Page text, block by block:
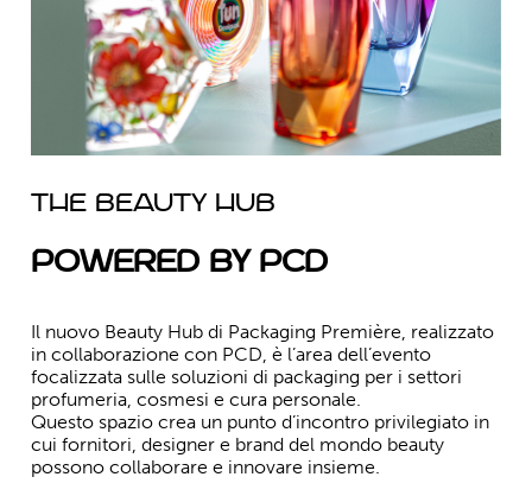
THE BEAUTY HUB
Powered by PCD
Il nuovo Beauty Hub di Packaging Première , realizzato
in collaborazione con PCD , è l’area dell’evento
focalizzata sulle soluzioni di packaging per i settori
profumeria, cosmesi e cura personale
Questo spazio crea un punto d’incontro privilegiato in
cuifornitori, designer e brand del mondo beauty
possono collaborare e innovare insieme.